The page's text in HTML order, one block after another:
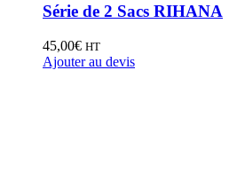
Série de 2 Sacs RIHANA
45,00€ HT
Ajouter au devis